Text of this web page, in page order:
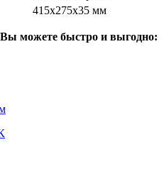
415x275x35 мм
можете быстро и выгодно: